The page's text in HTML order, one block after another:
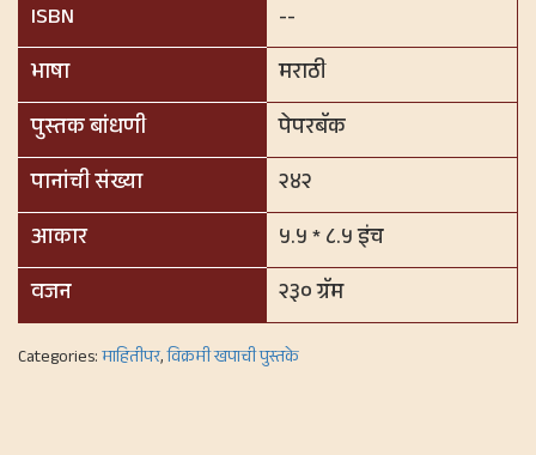
ISBN
--
भाषा
मराठी
पुस्तक बांधणी
पेपरबॅक
पानांची संख्या
२४२
आकार
५.५ * ८.५ इंच
वजन
२३० ग्रॅम
Categories:माहितीपर,विक्रमी खपाची पुस्तके